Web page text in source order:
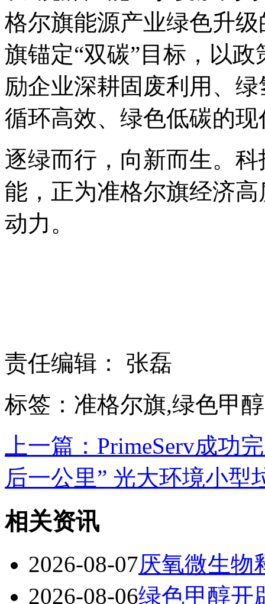
格尔旗能源产业绿色升
旗锚定“双碳”目标，以
励企业深耕固废利用、
循环高效、绿色低碳的
逐绿而行，向新而生。
能，正为准格尔旗经济
动力。
责任编辑： 张磊
标签：准格尔旗,绿色甲醇
上一篇：PrimeServ成功
后一公里” 光大环境小型
相关资讯
2026-08-07厌氧微生物
2026-08-06绿色甲醇开